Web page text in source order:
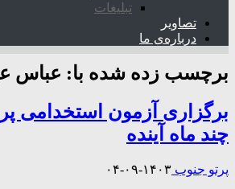
تبلیغات
تصاویر
درباره‌ی ما
برچسب زده شده با: عباس
برگزاری آزمون استخدامی
چند ماه آینده
پرتو جنوب ۱۴۰۳-۰۹-۰۴